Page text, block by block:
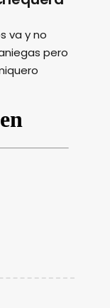
va y no
pero